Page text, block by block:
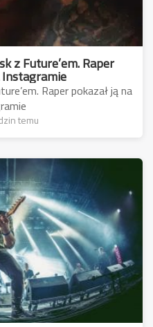
z Future’em. Raper
Instagramie
Raper pokazał ją na
temu